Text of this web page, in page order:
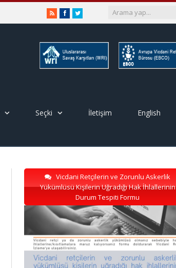
RSSFacebookTwitter
Seçki İletişim English
Vicdani Retçilerin ve Zorunlu Askerlik
Yükümlüsü Kişilerin Uğradığı Hak İhlallerinin
Durum Tespiti Formu